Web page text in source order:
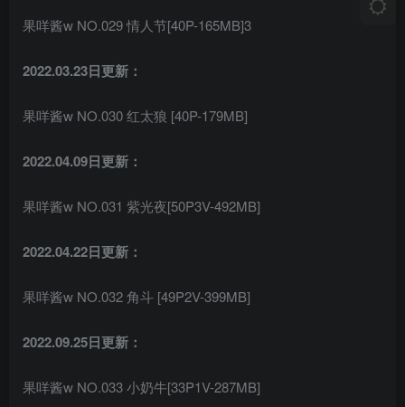
果咩酱w NO.029 情人节[40P-165MB]3
2022.03.23日更新：
果咩酱w NO.030 红太狼 [40P-179MB]
2022.04.09日更新：
果咩酱w NO.031 紫光夜[50P3V-492MB]
2022.04.22日更新：
果咩酱w NO.032 角斗 [49P2V-399MB]
2022.09.25日更新：
果咩酱w NO.033 小奶牛[33P1V-287MB]